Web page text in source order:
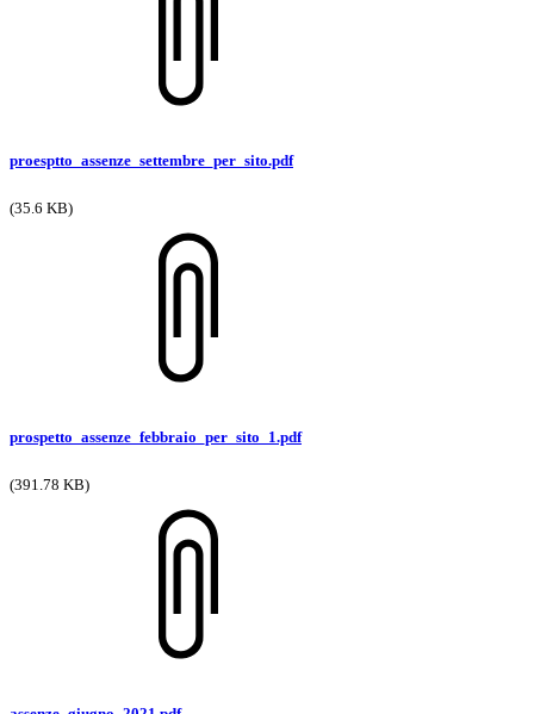
proesptto_assenze_settembre_per_sito.pdf
(35.6 KB)
prospetto_assenze_febbraio_per_sito_1.pdf
(391.78 KB)